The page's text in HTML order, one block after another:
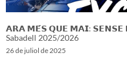
𝗔𝗥𝗔 𝗠𝗘́𝗦 𝗤𝗨𝗘 𝗠𝗔𝗜: 𝗦𝗘𝗡𝗦𝗘
Sabadell 2025/2026
26 de juliol de 2025